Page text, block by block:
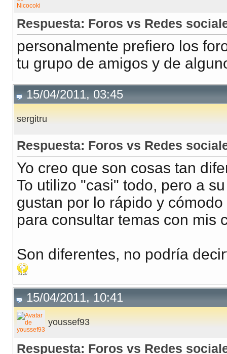
Respuesta: Foros vs Redes
personalmente prefiero los
tu grupo de amigos y de
15/04/2011, 03:45
sergitru
Respuesta: Foros vs Redes
Yo creo que son cosas tan
To utilizo "casi" todo, pero a
gustan por lo rápido y
para consultar temas con mis
Son diferentes, no podría
15/04/2011, 10:41
youssef93
Respuesta: Foros vs Redes